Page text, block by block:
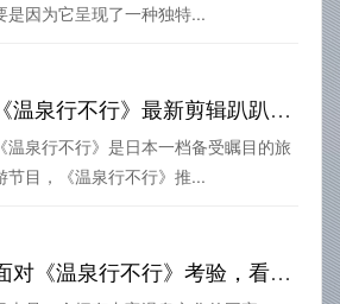
是因为它呈现了一种独特...
《温泉行不行》最新剪辑趴趴走，快来欣赏
《温泉行不行》是日本一档备受瞩目的旅
节目，《温泉行不行》推...
面对《温泉行不行》考验，看你是否是日本旅游高手